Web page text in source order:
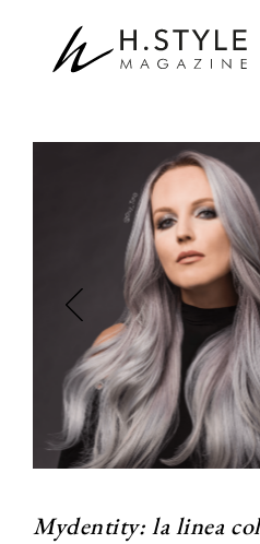
Mydentity: la linea